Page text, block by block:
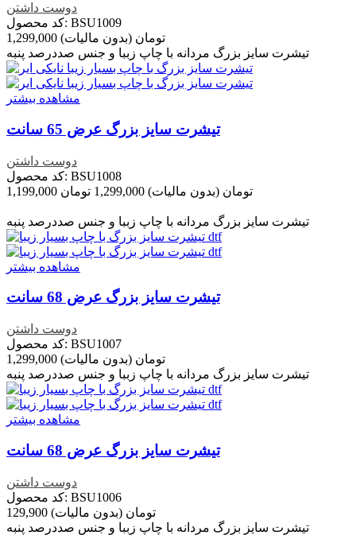
دوست داشتن
کد محصول: BSU1009
1,299,000 تومان (بدون مالیات)
تیشرت سایز بزرگ مردانه با چاپ زببا و جنس صددرصد پنبه
مشاهده بیشتر
تیشرت سایز بزرگ عرض 65 سانت
دوست داشتن
کد محصول: BSU1008
1,199,000 تومان (بدون مالیات) 1,299,000 تومان
تیشرت سایز بزرگ مردانه با چاپ زببا و جنس صددرصد پنبه
مشاهده بیشتر
تیشرت سایز بزرگ عرض 68 سانت
دوست داشتن
کد محصول: BSU1007
1,299,000 تومان (بدون مالیات)
تیشرت سایز بزرگ مردانه با چاپ زببا و جنس صددرصد پنبه
مشاهده بیشتر
تیشرت سایز بزرگ عرض 68 سانت
دوست داشتن
کد محصول: BSU1006
129,900 تومان (بدون مالیات)
تیشرت سایز بزرگ مردانه با چاپ زببا و جنس صددرصد پنبه